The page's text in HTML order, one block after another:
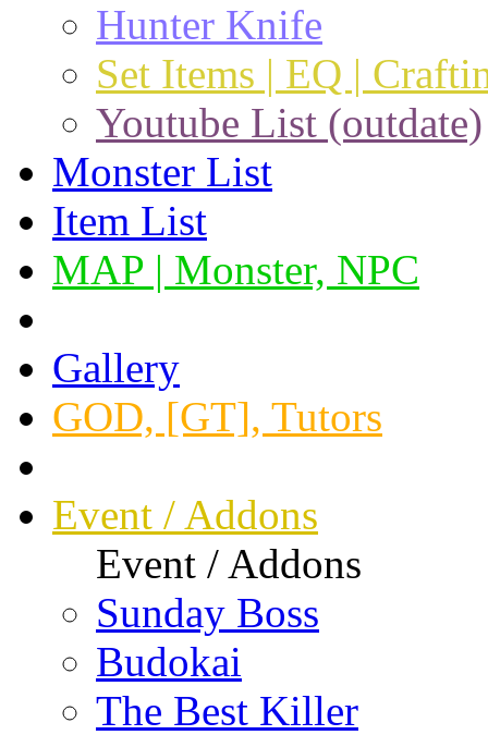
Hunter Knife
Set Items | EQ |
Youtube List (outdate)
Monster List
Item List
MAP | Monster, NPC
Gallery
GOD, [GT], Tutors
Event / Addons
Event / Addons
Sunday Boss
Budokai
The Best Killer